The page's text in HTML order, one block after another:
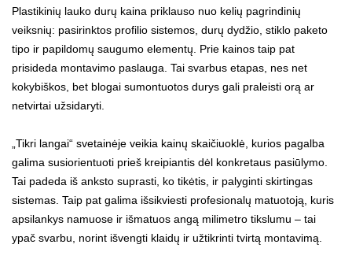
Plastikinių lauko durų kaina priklauso nuo kelių pagrindinių
veiksnių: pasirinktos profilio sistemos, durų dydžio, stiklo paketo
tipo ir papildomų saugumo elementų. Prie kainos taip pat
prisideda montavimo paslauga. Tai svarbus etapas, nes net
kokybiškos, bet blogai sumontuotos durys gali praleisti orą ar
netvirtai užsidaryti.
„Tikri langai“ svetainėje veikia kainų skaičiuoklė, kurios pagalba
galima susiorientuoti prieš kreipiantis dėl konkretaus pasiūlymo.
Tai padeda iš anksto suprasti, ko tikėtis, ir palyginti skirtingas
sistemas. Taip pat galima išsikviesti profesionalų matuotoją, kuris
apsilankys namuose ir išmatuos angą milimetro tikslumu – tai
ypač svarbu, norint išvengti klaidų ir užtikrinti tvirtą montavimą.